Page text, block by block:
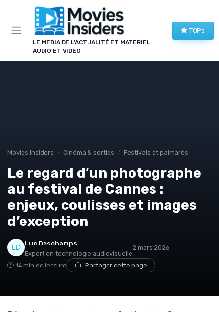
LE MEDIA DE L'ACTUALITÉ ET MATERIEL
AUDIO ET VIDEO
TOPs
Movies Insiders Cinéma & sorties Festivals et palmarès
Le regard d’un photographe
au festival de Cannes :
enjeux, coulisses et images
d’exception
Luc Deschamps
Expert en technologie audiovisuelle
2 mars 2026
14 min de lecture Partager cette page
Panneau de gestion des cookies